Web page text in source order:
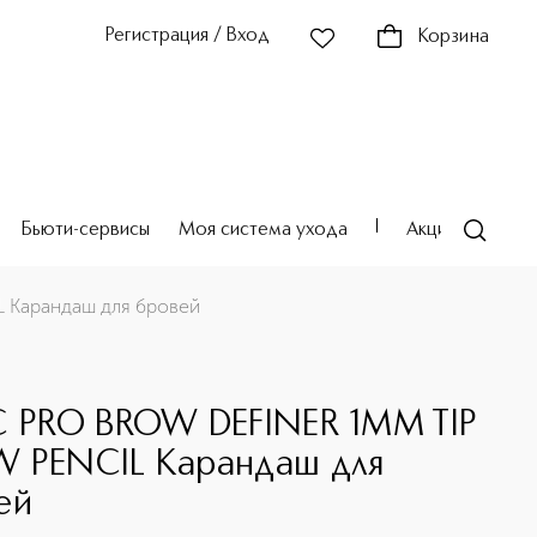
Регистрация / Вход Корзина
Бьюти-сервисы Моя система ухода Акции
Карандаш для бровей
PRO BROW DEFINER 1MM TIP
PENCIL Карандаш для